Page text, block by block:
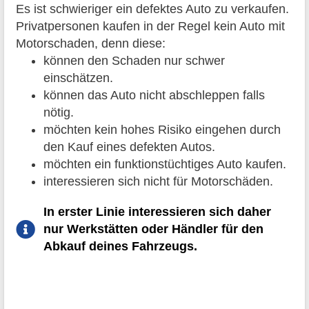
Es ist schwieriger ein defektes Auto zu verkaufen.
Privatpersonen kaufen in der Regel kein Auto mit
Motorschaden, denn diese:
können den Schaden nur schwer
einschätzen.
können das Auto nicht abschleppen falls
nötig.
möchten kein hohes Risiko eingehen durch
den Kauf eines defekten Autos.
möchten ein funktionstüchtiges Auto kaufen.
interessieren sich nicht für Motorschäden.
In erster Linie interessieren sich daher
nur Werkstätten oder Händler für den
Abkauf deines Fahrzeugs.